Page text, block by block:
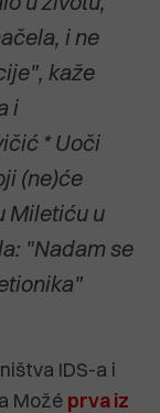
i ne
kaže
i
* Uoči
(ne)će
Miletiću u
"Nadam se
IDS-a i
Možé prva iz